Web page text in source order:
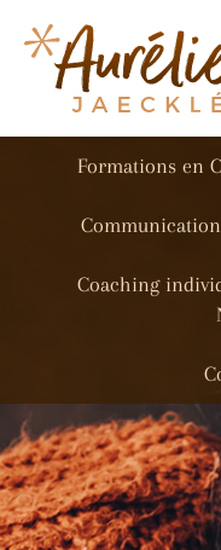
Formations en
Coaching